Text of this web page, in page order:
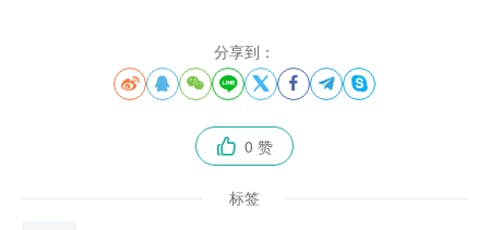
分享到：
       
 0 赞
标签